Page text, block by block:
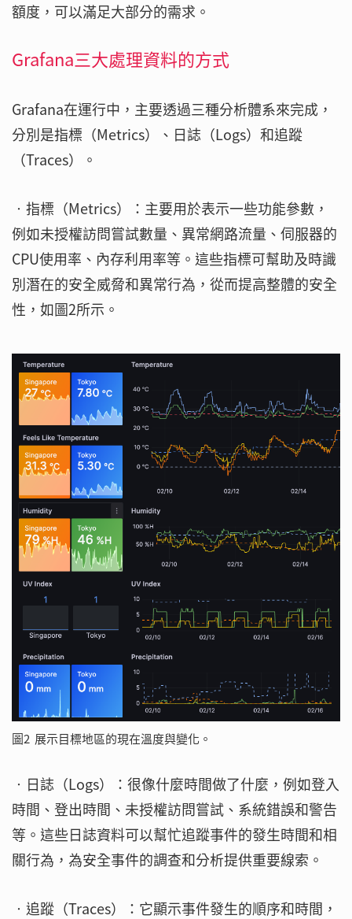
額度，可以滿足大部分的需求。
Grafana三大處理資料的方式
Grafana在運行中，主要透過三種分析體系來完成，
分別是指標（Metrics）、日誌（Logs）和追蹤
（Traces）。
‧指標（Metrics）：主要用於表示一些功能參數，
例如未授權訪問嘗試數量、異常網路流量、伺服器的
CPU使用率、內存利用率等。這些指標可幫助及時識
別潛在的安全威脅和異常行為，從而提高整體的安全
性，如圖2所示。
圖2 展示目標地區的現在溫度與變化。
‧日誌（Logs）：很像什麼時間做了什麼，例如登入
時間、登出時間、未授權訪問嘗試、系統錯誤和警告
等。這些日誌資料可以幫忙追蹤事件的發生時間和相
關行為，為安全事件的調查和分析提供重要線索。
‧追蹤（Traces）：它顯示事件發生的順序和時間，